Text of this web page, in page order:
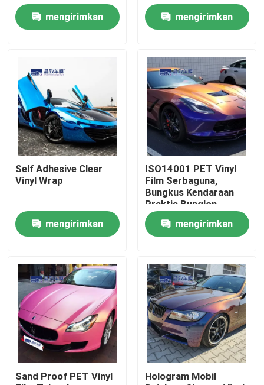
Produk
Video
Tentang kita
Kontrol kualitas
Hubungi kami
Berita
Semua Kasus
Film Pelindung Cat Berwarna
mengirimkan mengirimkan
Self Adhesive Clear
Vinyl Wrap
mengirimkan
ISO14001 PET Vinyl
Film Serbaguna,
Bungkus Kendaraan
Praktis Bunglon
mengirimkan
Sand Proof PET Vinyl
Hologram Mobil